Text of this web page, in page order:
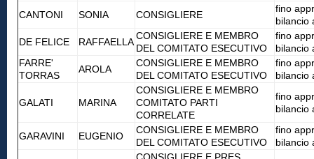
CANTONI
SONIA CONSIGLIERE
fino
bilancio
DE FELICE
RAFFAELLA
CONSIGLIERE E MEMBRO
DEL COMITATO ESECUTIVO
fino
bilancio
FARRE'
TORRAS
AROLA
CONSIGLIERE E MEMBRO
DEL COMITATO ESECUTIVO
fino
bilancio
GALATI MARINA
CONSIGLIERE E MEMBRO
COMITATO PARTI
CORRELATE
fino
bilancio
GARAVINI EUGENIO
CONSIGLIERE E MEMBRO
DEL COMITATO ESECUTIVO
fino
bilancio